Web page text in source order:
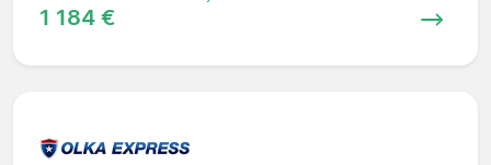
1 184 €